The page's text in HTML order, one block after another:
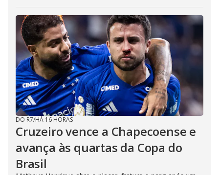
DO R7/HÁ 16 HORAS
Cruzeiro vence a Chapecoense e
avança às quartas da Copa do
Brasil